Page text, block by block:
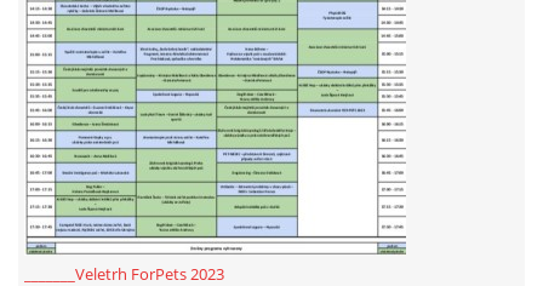
_______Veletrh ForPets 2023